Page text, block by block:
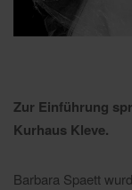
Zur Einführung
Kurhaus Kleve.
Barbara Spaett